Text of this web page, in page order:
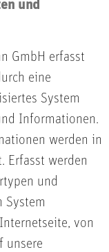
und
GmbH erfasst
eine
System
Informationen.
werden in
Erfasst werden
und
System
von
unsere